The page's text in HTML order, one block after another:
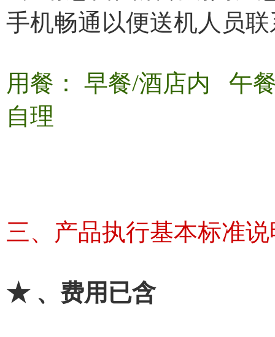
手机畅通以便送机人员
用餐： 早餐/酒店内
自理
三、产品执行基本标准
★ 、费用已含